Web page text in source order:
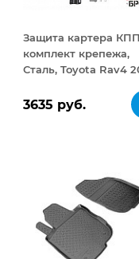
Защита картера КПП
комплект крепежа,
Сталь, Toyota Rav4
2.5/Toyota Rav4
3635 руб.